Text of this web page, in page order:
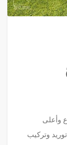
وأعلى
وتركيب